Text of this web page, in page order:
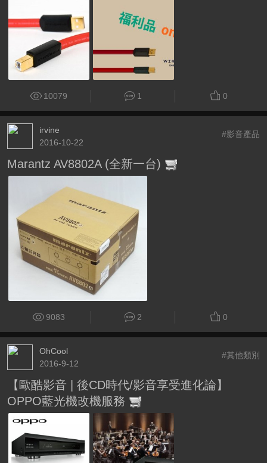
10079 1 0
irvine
2016-10-22
#影音產品
Marantz AV8802A (全新一台)
9083 2 0
OhCool
2016-9-12
#其他類別
【歐酷影音 | 後CD時代/影音享受進化論】
OPPO藍光機改機服務